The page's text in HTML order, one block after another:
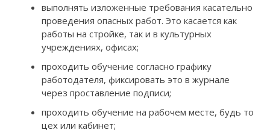
выполнять изложенные требования касательно
проведения опасных работ. Это касается как
работы на стройке, так и в культурных
учреждениях, офисах;
проходить обучение согласно графику
работодателя, фиксировать это в журнале
через проставление подписи;
проходить обучение на рабочем месте, будь то
цех или кабинет;